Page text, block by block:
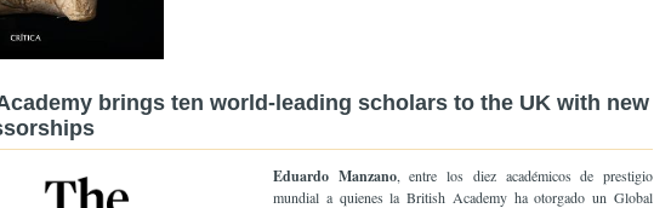
brings ten world-leading scholars to the UK with new
Eduardo Manzano, entre los diez académicos de prestigio
mundial a quienes la British Academy ha otorgado un Global